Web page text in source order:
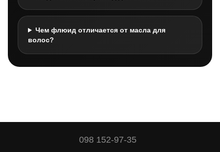
Чем флюид отличается от масла для
волос?
098 152-97-35